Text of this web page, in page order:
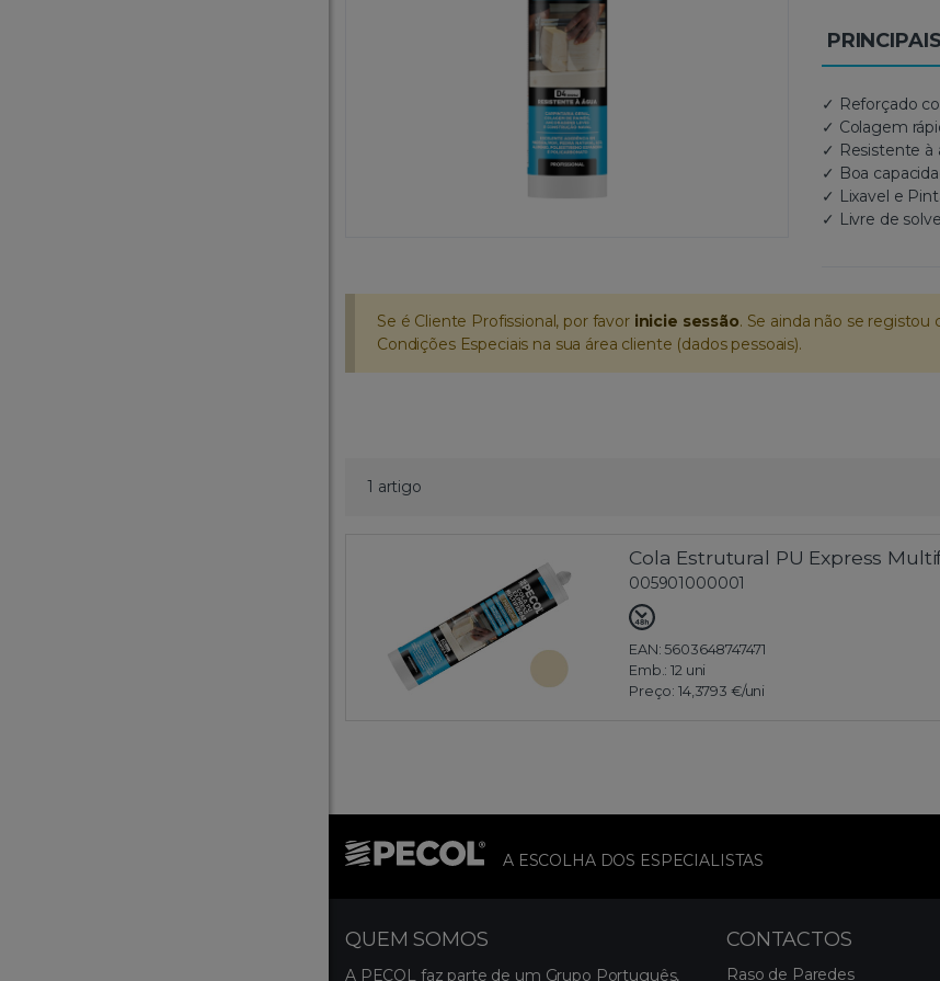
✓ Reforçado
✓ Colagem
✓ Resistente à
✓ Boa
✓ Lixavel e
✓ Livre de
Se é Cliente Profissional, por favor inicie sessão. Se ainda não se registou
Condições Especiais na sua área cliente (dados pessoais).
1 artigo
Cola Estrutural PU Express
005901000001
EAN: 5603648747471
Emb.:12 uni
Preço: 14,3793 €/uni
A ESCOLHA DOS ESPECIALISTAS
QUEM SOMOS
A PECOL faz parte de um Grupo Português,
CONTACTOS
Raso de Paredes